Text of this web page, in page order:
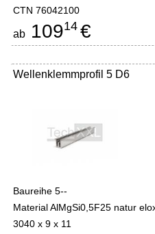
CTN 76042100
ab 10914 €
Wellenklemmprofil 5 D6
Baureihe 5--
Material AlMgSi0,5F25 natur
3040 x 9 x 11